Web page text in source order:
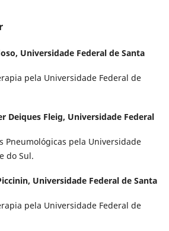
Universidade Federal de Santa
pela Universidade Federal de
Deiques Fleig, Universidade Federal
Pneumológicas pela Universidade
do Sul.
Universidade Federal de Santa
pela Universidade Federal de